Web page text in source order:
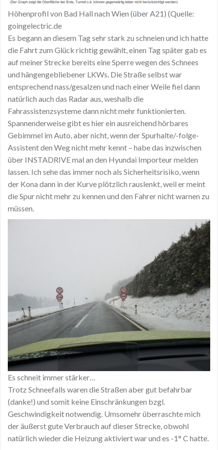
Höhenprofil von Bad Hall nach Wien (über A21) (Quelle:
goingelectric.de
Es begann an diesem Tag sehr stark zu schneien und ich hatte
die Fahrt zum Glück richtig gewählt, einen Tag später gab es
auf meiner Strecke bereits eine Sperre wegen des Schnees
und hängengebliebener LKWs. Die Straße selbst war
entsprechend nass/gesalzen und nach einer Weile fiel dann
natürlich auch das Radar aus, weshalb die
Fahrassistenzsysteme dann nicht mehr funktionierten.
Spannenderweise gibt es hier ein ausreichend hörbares
Gebimmel im Auto, aber nicht, wenn der Spurhalte/-folge-
Assistent den Weg nicht mehr kennt – habe das inzwischen
über INSTADRIVE mal an den Hyundai Importeur melden
lassen. Ich sehe das immer noch als Sicherheitsrisiko, wenn
der Kona dann in der Kurve plötzlich rauslenkt, weil er meint
die Spur nicht mehr zu kennen und den Fahrer nicht warnen zu
müssen.
Es schneit immer stärker…
Trotz Schneefalls waren die Straßen aber gut befahrbar
(danke!) und somit keine Einschränkungen bzgl.
Geschwindigkeit notwendig. Umsomehr überraschte mich
der äußerst gute Verbrauch auf dieser Strecke, obwohl
natürlich wieder die Heizung aktiviert war und es -1° C hatte.